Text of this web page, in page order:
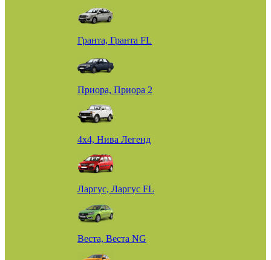
Гранта, Гранта FL
Приора, Приора 2
4х4, Нива Легенд
Ларгус, Ларгус FL
Веста, Веста NG